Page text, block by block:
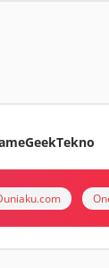
GeekTekno